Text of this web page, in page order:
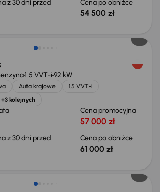
z 30 dni przed
Cena po obniżce
54 500 zł
1.5 VVT-i92 kW
Auta krajowe
1.5 VVT-i
+3 kolejnych
Cena promocyjna
57 000 zł
z 30 dni przed
Cena po obniżce
61 000 zł